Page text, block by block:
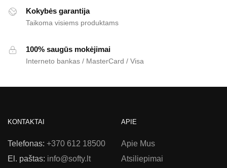
Kokybės garantija
Taikoma visiems produktams
100% saugūs mokėjimai
Interneto bankas / MasterCard / Visa
KONTAKTAI
Telefonas: +370 612 18500
El. paštas: info@softy.lt
APIE
Apie Mus
Atsiliepimai